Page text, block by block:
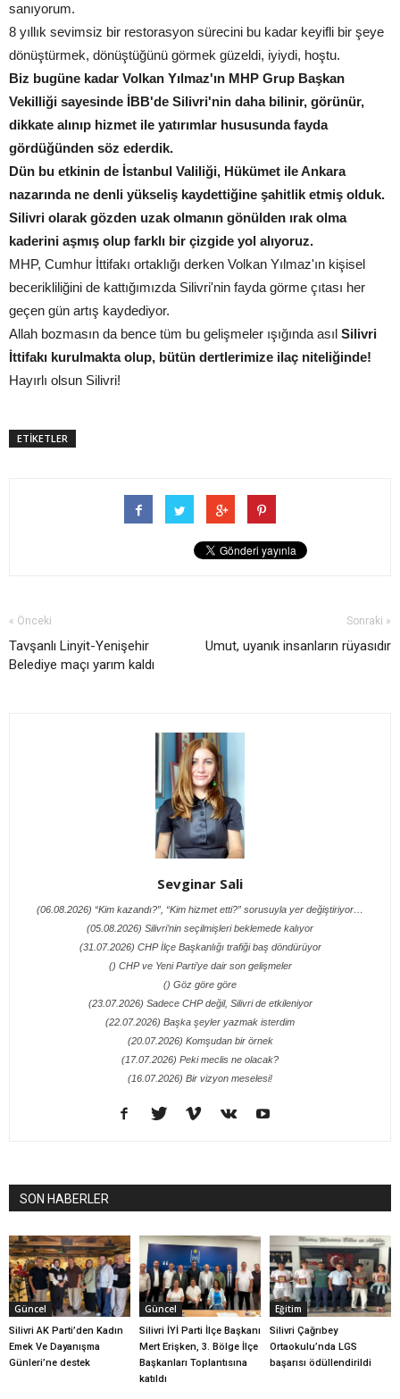
sanıyorum.
8 yıllık sevimsiz bir restorasyon sürecini bu kadar keyifli bir şeye
dönüştürmek, dönüştüğünü görmek güzeldi, iyiydi, hoştu.
Biz bugüne kadar Volkan Yılmaz'ın MHP Grup Başkan
Vekilliği sayesinde İBB'de Silivri'nin daha bilinir, görünür,
dikkate alınıp hizmet ile yatırımlar hususunda fayda
gördüğünden söz ederdik.
Dün bu etkinin de İstanbul Valiliği, Hükümet ile Ankara
nazarında ne denli yükseliş kaydettiğine şahitlik etmiş olduk.
Silivri olarak gözden uzak olmanın gönülden ırak olma
kaderini aşmış olup farklı bir çizgide yol alıyoruz.
MHP, Cumhur İttifakı ortaklığı derken Volkan Yılmaz'ın kişisel
becerikliliğini de kattığımızda Silivri'nin fayda görme çıtası her
geçen gün artış kaydediyor.
Allah bozmasın da bence tüm bu gelişmeler ışığında asıl Silivri
İttifakı kurulmakta olup, bütün dertlerimize ilaç niteliğinde!
Hayırlı olsun Silivri!
ETİKETLER
« Önceki
Tavşanlı Linyit-Yenişehir
Belediye maçı yarım kaldı
Sonraki »
Umut, uyanık insanların rüyasıdır
Sevginar Sali
(06.08.2026) “Kim kazandı?”, “Kim hizmet etti?” sorusuyla yer değiştiriyor…
(05.08.2026) Silivri’nin seçilmişleri beklemede kalıyor
(31.07.2026) CHP İlçe Başkanlığı trafiği baş döndürüyor
() CHP ve Yeni Parti’ye dair son gelişmeler
() Göz göre göre
(23.07.2026) Sadece CHP değil, Silivri de etkileniyor
(22.07.2026) Başka şeyler yazmak isterdim
(20.07.2026) Komşudan bir örnek
(17.07.2026) Peki meclis ne olacak?
(16.07.2026) Bir vizyon meselesi!
SON HABERLER
Güncel
Silivri AK Parti’den Kadın
Emek Ve Dayanışma
Günleri’ne destek
Güncel
Silivri İYİ Parti İlçe Başkanı
Mert Erişken, 3. Bölge İlçe
Başkanları Toplantısına
katıldı
Eğitim
Silivri Çağrıbey
Ortaokulu’nda LGS
başarısı ödüllendirildi